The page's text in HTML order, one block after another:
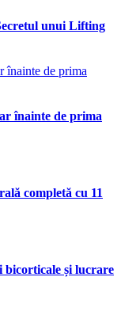
unui Lifting
înainte de prima
completă cu 11
bicorticale și lucrare